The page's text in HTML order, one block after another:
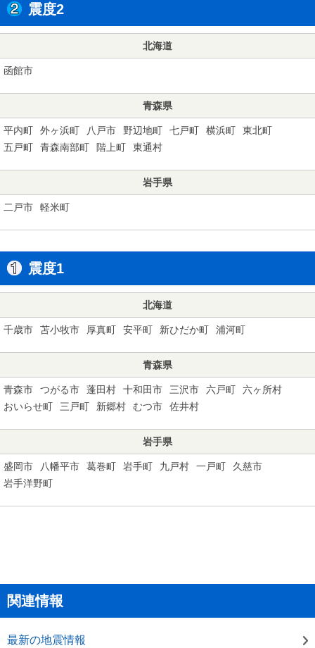
震度2
北海道
函館市
青森県
平内町 外ヶ浜町 八戸市 野辺地町 七戸町 横浜町
東北町
五戸町
青森南部町 階上町 東通村
岩手県
二戸市 軽米町
震度1
北海道
千歳市 苫小牧市 厚真町 安平町 新ひだか町 浦河町
青森県
青森市 つがる市 蓬田村 十和田市 三沢市 六戸町
六ヶ所村
おいらせ町
三戸町 新郷村 むつ市 佐井村
岩手県
盛岡市 八幡平市 葛巻町 岩手町 九戸村 一戸町
久慈市
岩手洋野町
関連情報
最新の地震情報